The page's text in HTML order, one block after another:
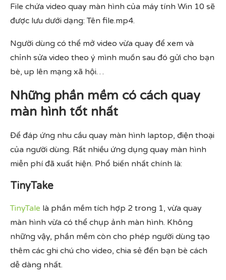
File chứa video quay màn hình của máy tính Win 10 sẽ
được lưu dưới dạng: Tên file.mp4.
Người dùng có thể mở video vừa quay để xem và
chỉnh sửa video theo ý mình muốn sau đó gửi cho bạn
bè, up lên mạng xã hội…
Những phần mềm có cách quay
màn hình tốt nhất
Để đáp ứng nhu cầu quay màn hình laptop, điện thoại
của người dùng. Rất nhiều ứng dụng quay màn hình
miễn phí đã xuất hiện. Phổ biến nhất chính là:
TinyTake
TinyTale là phần mềm tích hợp 2 trong 1, vừa quay
màn hình vừa có thể chụp ảnh màn hình. Không
những vậy, phần mềm còn cho phép người dùng tạo
thêm các ghi chú cho video, chia sẻ đến bạn bè cách
dễ dàng nhất.